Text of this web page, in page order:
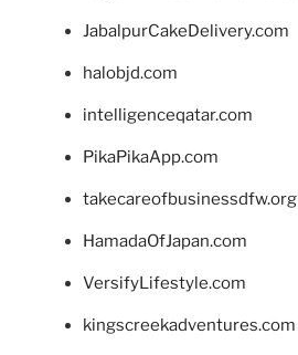
JabalpurCakeDelivery.com
halobjd.com
intelligenceqatar.com
PikaPikaApp.com
takecareofbusinessdfw.org
HamadaOfJapan.com
VersifyLifestyle.com
kingscreekadventures.com